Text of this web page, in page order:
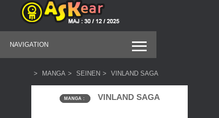
NAVIGATION
MANGA SEINEN VINLAND SAGA
MANGA : VINLAND SAGA